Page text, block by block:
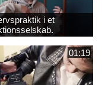
i et
01:19